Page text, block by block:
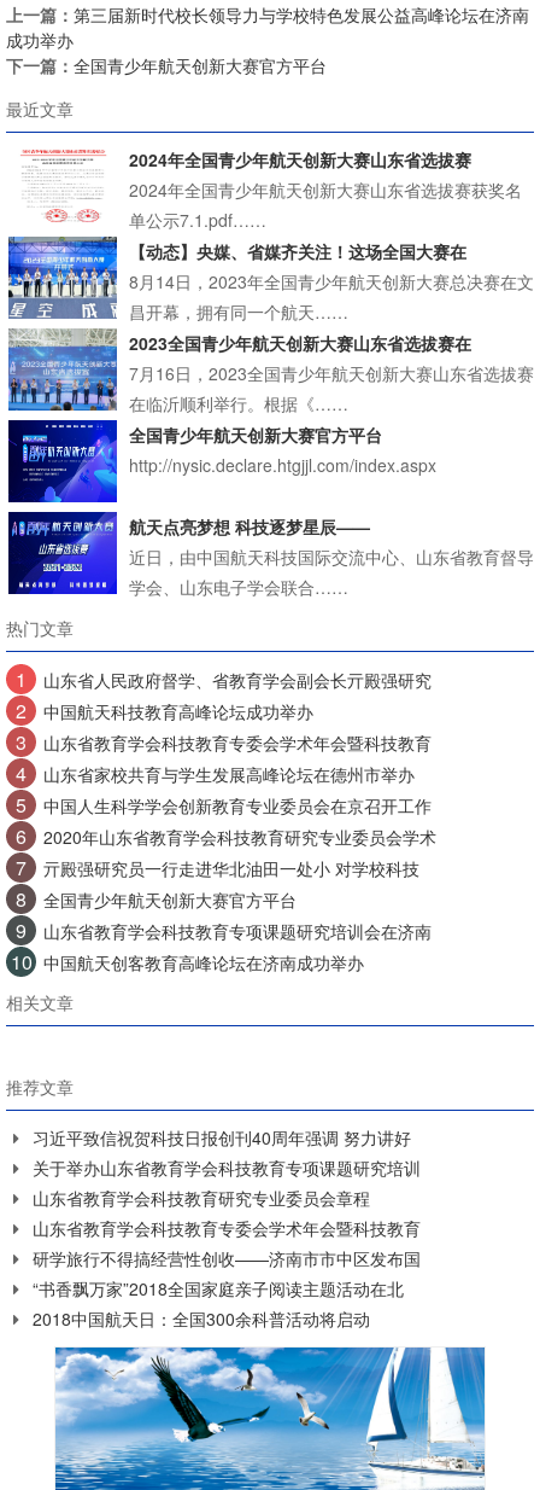
上一篇： 第三届新时代校长领导力与学校特色发展公益高峰论坛在济南
成功举办
下一篇： 全国青少年航天创新大赛官方平台
最近文章
2024年全国青少年航天创新大赛山东省选拔赛
2024年全国青少年航天创新大赛山东省选拔赛获奖名
单公示7.1.pdf……
【动态】央媒、省媒齐关注！这场全国大赛在
8月14日，2023年全国青少年航天创新大赛总决赛在文
昌开幕，拥有同一个航天……
2023全国青少年航天创新大赛山东省选拔赛在
7月16日，2023全国青少年航天创新大赛山东省选拔赛
在临沂顺利举行。根据《……
全国青少年航天创新大赛官方平台
http://nysic.declare.htgjjl.com/index.aspx
航天点亮梦想 科技逐梦星辰——
近日，由中国航天科技国际交流中心、山东省教育督导
学会、山东电子学会联合……
热门文章
1 山东省人民政府督学、省教育学会副会长亓殿强研究
2 中国航天科技教育高峰论坛成功举办
3 山东省教育学会科技教育专委会学术年会暨科技教育
4 山东省家校共育与学生发展高峰论坛在德州市举办
5 中国人生科学学会创新教育专业委员会在京召开工作
6 2020年山东省教育学会科技教育研究专业委员会学术
7 亓殿强研究员一行走进华北油田一处小 对学校科技
8 全国青少年航天创新大赛官方平台
9 山东省教育学会科技教育专项课题研究培训会在济南
10 中国航天创客教育高峰论坛在济南成功举办
相关文章
推荐文章
习近平致信祝贺科技日报创刊40周年强调 努力讲好
关于举办山东省教育学会科技教育专项课题研究培训
山东省教育学会科技教育研究专业委员会章程
山东省教育学会科技教育专委会学术年会暨科技教育
研学旅行不得搞经营性创收——济南市市中区发布国
“书香飘万家”2018全国家庭亲子阅读主题活动在北
2018中国航天日：全国300余科普活动将启动